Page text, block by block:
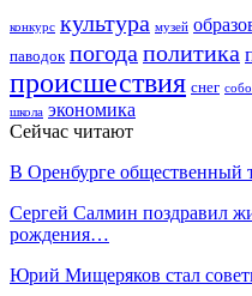
конкурс культура музей
паводок погода политика
происшествия снег
школа экономика
Сейчас читают
В Оренбурге общественный
Сергей Салмин поздравил
рождения…
Юрий Мищеряков стал